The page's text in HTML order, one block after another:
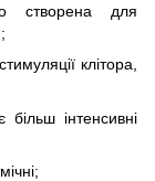
створена для
клітора,
інтенсивні